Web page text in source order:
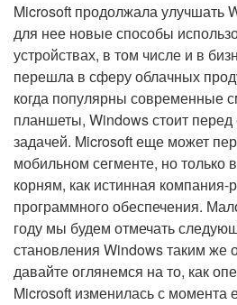
Microsoft продолжала улучшать
для нее новые способы
устройствах, в том числе и в
перешла в сферу облачных
когда популярны современные
планшеты, Windows стоит
задачей. Microsoft еще может
мобильном сегменте, но только
корням, как истинная компания-
программного обеспечения.
году мы будем отмечать
становления Windows таким же
давайте оглянемся на то, как
Microsoft изменилась с момента